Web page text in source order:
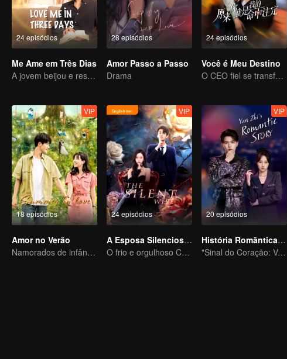
24 episódios
Me Ame em Três Dias
A jovem beijou e resgatou o CEO em constante mudança
28 episódios
Amor Passo a Passo
Drama
24 episódios
Você é Meu Destino
O CEO fiel se transforma em um guerreiro do amor puro
18 episódios
VIP
Amor no Verão
Namorados de infância resgatando seu relacionamento
24 episódios
VIP
A Esposa Silenciosa (ENGLISH VER.)
O frio e orgulhoso CEO persegue sua doce esposa muda
20 episódios
VIP
História Romântica de Yan Zhi
"Sinal do Coração: Versão Mini"